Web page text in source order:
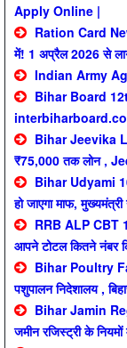
Apply Online |
Ration Card
में! 1 अप्रैल 2026 से
Indian Army
Bihar Board
interbiharboard.com
Bihar Jeevika
₹75,000 तक लोन ,
Bihar Udyami
हो जाएगा माफ,
RRB ALP CBT
आपने टोटल कितने नंबर
Bihar Poultry
पशुपालन निदेशालय ,
Bihar Jamin
जमीन रजिस्ट्री के